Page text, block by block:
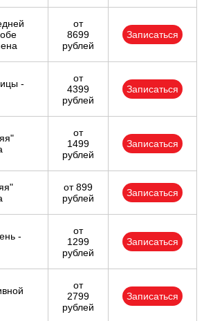
от
8699
рублей
Записаться
-
от
4399
рублей
Записаться
от
1499
рублей
Записаться
от 899
рублей
Записаться
-
от
1299
рублей
Записаться
от
2799
рублей
Записаться